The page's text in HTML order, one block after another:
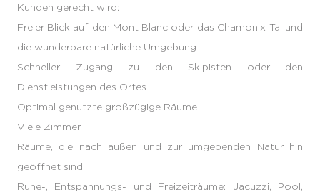
Kunden gerecht wird:
Freier Blick auf den Mont Blanc oder das Chamonix-Tal und
die wunderbare natürliche Umgebung
Schneller Zugang zu den Skipisten oder den
Dienstleistungen des Ortes
Optimal genutzte großzügige Räume
Viele Zimmer
Räume, die nach außen und zur umgebenden Natur hin
geöffnet sind
Ruhe-, Entspannungs- und Freizeiträume: Jacuzzi, Pool,